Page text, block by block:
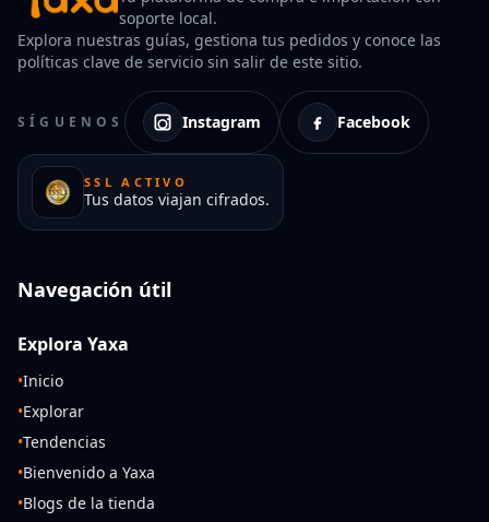
soporte local.
Explora nuestras guías, gestiona tus pedidos y conoce las
políticas clave de servicio sin salir de este sitio.
SÍGUENOS Instagram Facebook
SSL ACTIVO
Tus datos viajan cifrados.
Navegación útil
Explora Yaxa
•Inicio
•Explorar
•Tendencias
•Bienvenido a Yaxa
•Blogs de la tienda